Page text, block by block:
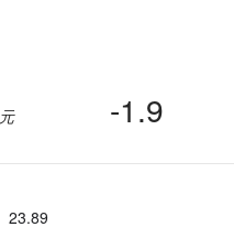
元 -1.9
23.89